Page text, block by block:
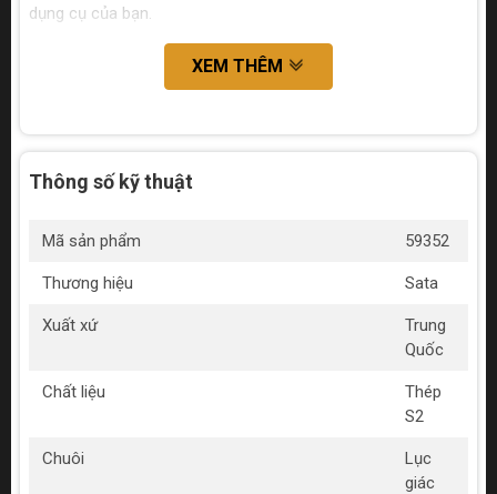
dụng cụ của bạn.
XEM THÊM
Thông số kỹ thuật
Mã sản phẩm 59352
Thương hiệu Sata
Xuất xứ
Trung
Quốc
Chất liệu
Thép
S2
Chuôi
Lục
giác